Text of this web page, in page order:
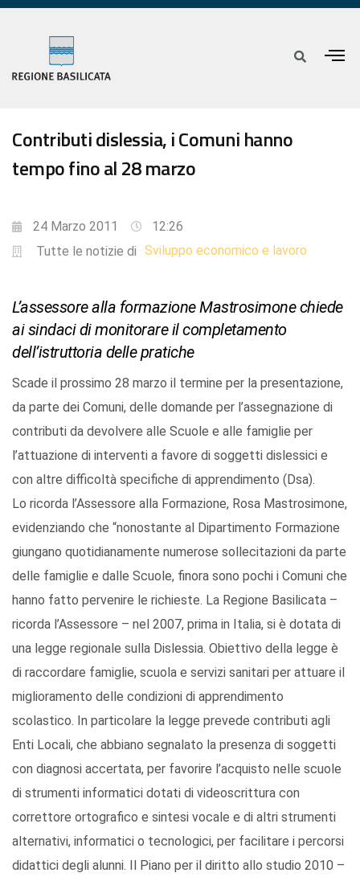
Contributi dislessia, i Comuni hanno
tempo fino al 28 marzo
24 Marzo 2011
12:26
Tutte le notizie di Sviluppo economico e lavoro
L’assessore alla formazione Mastrosimone chiede
ai sindaci di monitorare il completamento
dell’istruttoria delle pratiche
Scade il prossimo 28 marzo il termine per la presentazione,
da parte dei Comuni, delle domande per l’assegnazione di
contributi da devolvere alle Scuole e alle famiglie per
l’attuazione di interventi a favore di soggetti dislessici e
con altre difficoltà specifiche di apprendimento (Dsa).
Lo ricorda l’Assessore alla Formazione, Rosa Mastrosimone,
evidenziando che “nonostante al Dipartimento Formazione
giungano quotidianamente numerose sollecitazioni da parte
delle famiglie e dalle Scuole, finora sono pochi i Comuni che
hanno fatto pervenire le richieste. La Regione Basilicata –
ricorda l’Assessore – nel 2007, prima in Italia, si è dotata di
una legge regionale sulla Dislessia. Obiettivo della legge è
di raccordare famiglie, scuola e servizi sanitari per attuare il
miglioramento delle condizioni di apprendimento
scolastico. In particolare la legge prevede contributi agli
Enti Locali, che abbiano segnalato la presenza di soggetti
con diagnosi accertata, per favorire l’acquisto nelle scuole
di strumenti informatici dotati di videoscrittura con
correttore ortografico e sintesi vocale e di altri strumenti
alternativi, informatici o tecnologici, per facilitare i percorsi
didattici degli alunni. Il Piano per il diritto allo studio 2010 –